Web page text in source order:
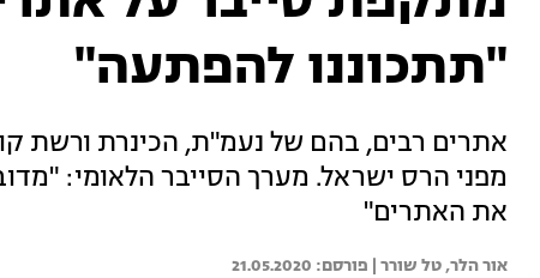
"תתכוננו להפתעה"
אתרים רבים, בהם של נעמ"ת, הכינרת ורשת
מפני הרס ישראל. מערך הסייבר הלאומי:
את האתרים"
אור הלר, טל שורר | 21.05.2020